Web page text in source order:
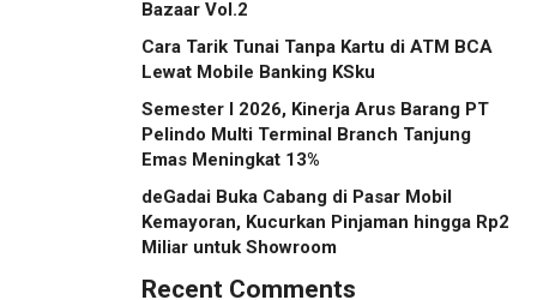
Bazaar Vol.2
Cara Tarik Tunai Tanpa Kartu di ATM BCA
Lewat Mobile Banking KSku
Semester I 2026, Kinerja Arus Barang PT
Pelindo Multi Terminal Branch Tanjung
Emas Meningkat 13%
deGadai Buka Cabang di Pasar Mobil
Kemayoran, Kucurkan Pinjaman hingga Rp2
Miliar untuk Showroom
Recent Comments